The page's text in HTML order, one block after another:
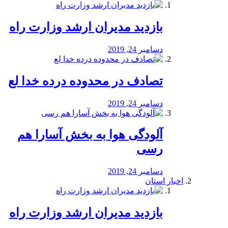
بازدید مدیران ارشد وزارت راه
دسامبر 24, 2019
تصادف در محدوده درده خدا لع
دسامبر 24, 2019
آلودگی هوا به بخش آسارا هم
رسی
دسامبر 24, 2019
اخبار استان
بازدید مدیران ارشد وزارت راه